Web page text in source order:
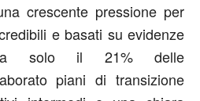
crescente pressione per
e basati su evidenze
solo il 21% delle
piani di transizione